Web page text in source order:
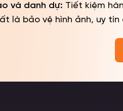
và danh dự: Tiết kiệm
là bảo vệ hình ảnh, uy